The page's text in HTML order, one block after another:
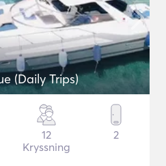
(Daily Trips)
12
Kryssning
2